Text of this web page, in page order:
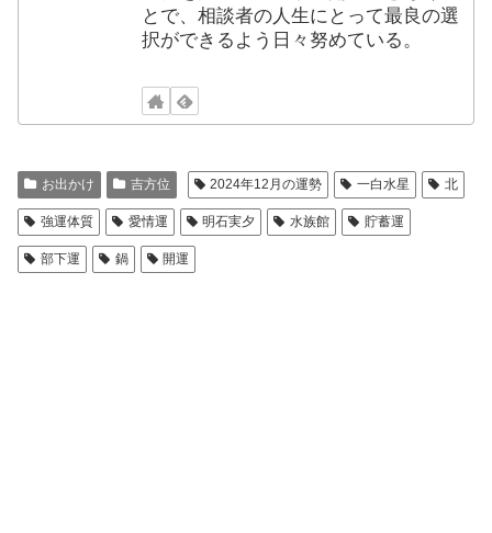
とで、相談者の人生にとって最良の選
択ができるよう日々努めている。
お出かけ 吉方位 2024年12月の運勢 一白水星 北
強運体質 愛情運 明石実夕 水族館 貯蓄運
部下運 鍋 開運